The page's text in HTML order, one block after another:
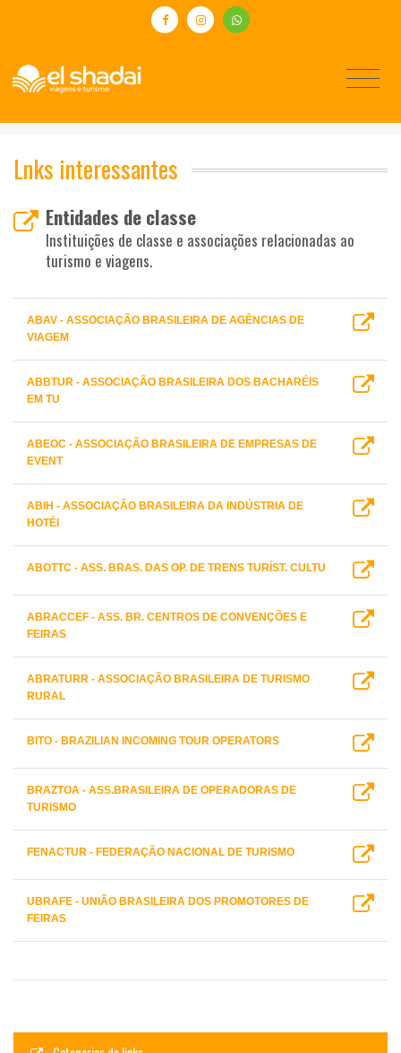
Lnks interessantes
Entidades de classe
Instituições de classe e associações relacionadas ao
turismo e viagens.
ABAV - ASSOCIAÇÃO BRASILEIRA DE AGÊNCIAS DE
VIAGEM
ABBTUR - ASSOCIAÇÃO BRASILEIRA DOS BACHARÉIS
EM TU
ABEOC - ASSOCIAÇÃO BRASILEIRA DE EMPRESAS DE
EVENT
ABIH - ASSOCIAÇÃO BRASILEIRA DA INDÚSTRIA DE
HOTÉI
ABOTTC - ASS. BRAS. DAS OP. DE TRENS TURÍST. CULTU
ABRACCEF - ASS. BR. CENTROS DE CONVENÇÕES E
FEIRAS
ABRATURR - ASSOCIAÇÃO BRASILEIRA DE TURISMO
RURAL
BITO - BRAZILIAN INCOMING TOUR OPERATORS
BRAZTOA - ASS.BRASILEIRA DE OPERADORAS DE
TURISMO
FENACTUR - FEDERAÇÃO NACIONAL DE TURISMO
UBRAFE - UNIÃO BRASILEIRA DOS PROMOTORES DE
FEIRAS